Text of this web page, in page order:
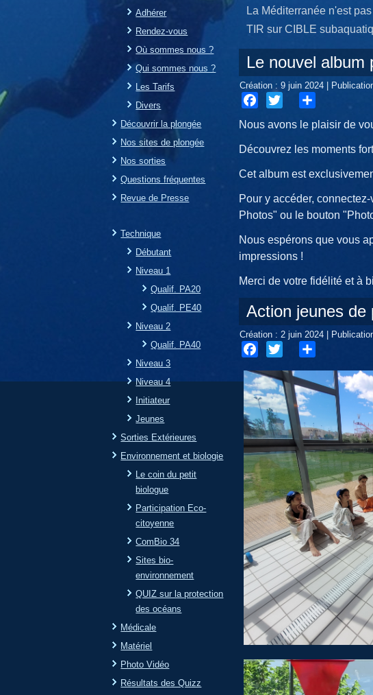
Adhérer
Rendez-vous
Où sommes nous ?
Qui sommes nous ?
Les Tarifs
Divers
Découvrir la plongée
Nos sites de plongée
Nos sorties
Questions fréquentes
Revue de Presse
Technique
Débutant
Niveau 1
Qualif. PA20
Qualif. PE40
Niveau 2
Qualif. PA40
Niveau 3
Niveau 4
Initiateur
Jeunes
Sorties Extérieures
Environnement et biologie
Le coin du petit
biologue
Participation Eco-
citoyenne
ComBio 34
Sites bio-
environnement
QUIZ sur la protection
des océans
Médicale
Matériel
Photo Vidéo
Résultats des Quizz
La Méditerranée n'est
TIR sur CIBLE
Le nouvel album
Création : 9 juin 2024
Nous avons le plaisir de
Découvrez les moments
Cet album est
Pour y accéder,
Photos" ou le bouton
Nous espérons que vous
impressions !
Merci de votre fidélité et à
Action jeunes de
Création : 2 juin 2024